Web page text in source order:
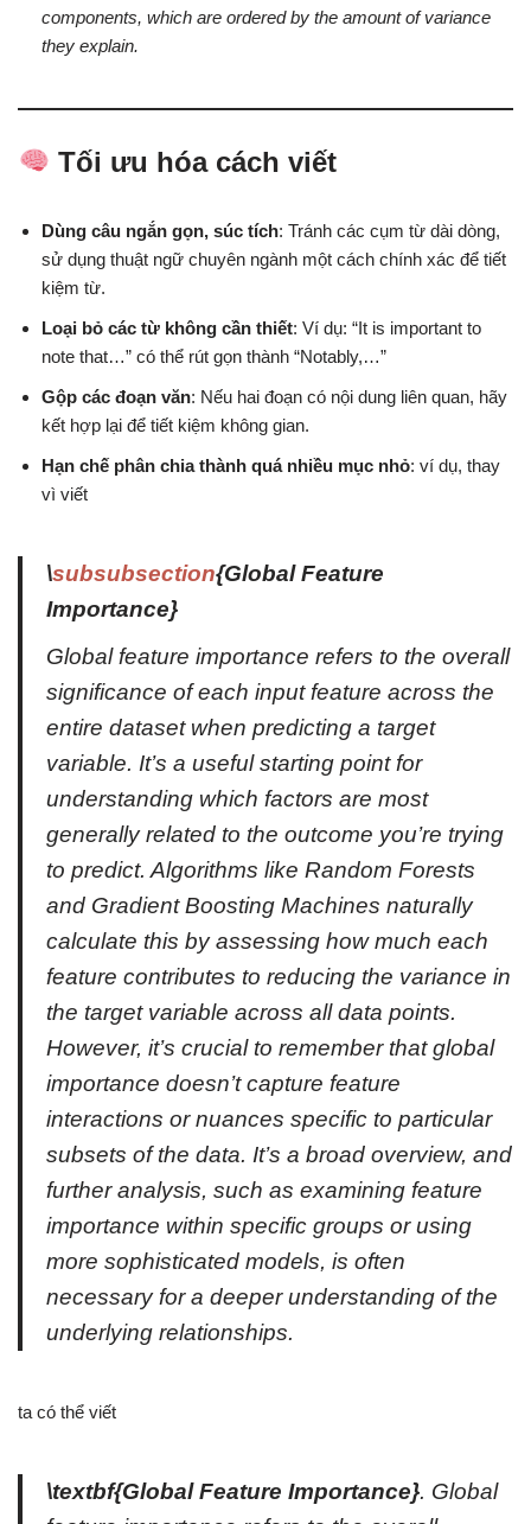
components, which are ordered by the amount of variance
they explain.
Tối ưu hóa cách viết
Dùng câu ngắn gọn, súc tích: Tránh các cụm từ dài dòng,
sử dụng thuật ngữ chuyên ngành một cách chính xác để tiết
kiệm từ.
Loại bỏ các từ không cần thiết: Ví dụ: “It is important to
note that…” có thể rút gọn thành “Notably,…”
Gộp các đoạn văn: Nếu hai đoạn có nội dung liên quan, hãy
kết hợp lại để tiết kiệm không gian.
Hạn chế phân chia thành quá nhiều mục nhỏ: ví dụ, thay
vì viết
\subsubsection{Global Feature
Importance}
Global feature importance refers to the overall
significance of each input feature across the
entire dataset when predicting a target
variable. It’s a useful starting point for
understanding which factors are most
generally related to the outcome you’re trying
to predict. Algorithms like Random Forests
and Gradient Boosting Machines naturally
calculate this by assessing how much each
feature contributes to reducing the variance in
the target variable across all data points.
However, it’s crucial to remember that global
importance doesn’t capture feature
interactions or nuances specific to particular
subsets of the data. It’s a broad overview, and
further analysis, such as examining feature
importance within specific groups or using
more sophisticated models, is often
necessary for a deeper understanding of the
underlying relationships.
ta có thể viết
\textbf{Global Feature Importance}. Global